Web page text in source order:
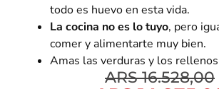
todo es huevo en esta vida.
La cocina no es lo tuyo, pero
comer y alimentarte muy bien.
Amas las verduras y los
ARS16.528,00